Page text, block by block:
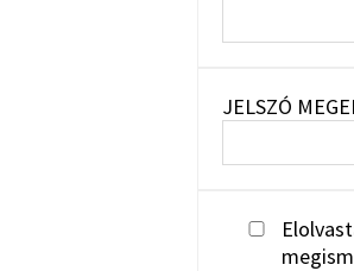
JELSZÓ